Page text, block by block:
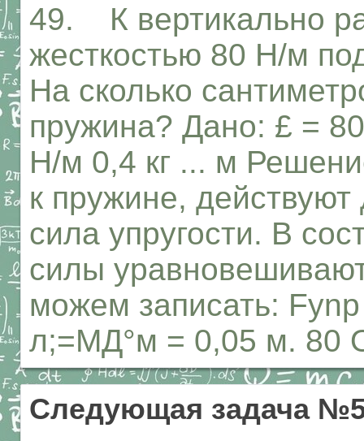
49. К вертикально
жесткостью 80 Н/м
На сколько
пружина? Дано: £ =
Н/м 0,4 кг ... м
к пружине,
сила упругости. В
силы
можем записать:
л;=МД°м = 0,05 м. 80
Следующая задача